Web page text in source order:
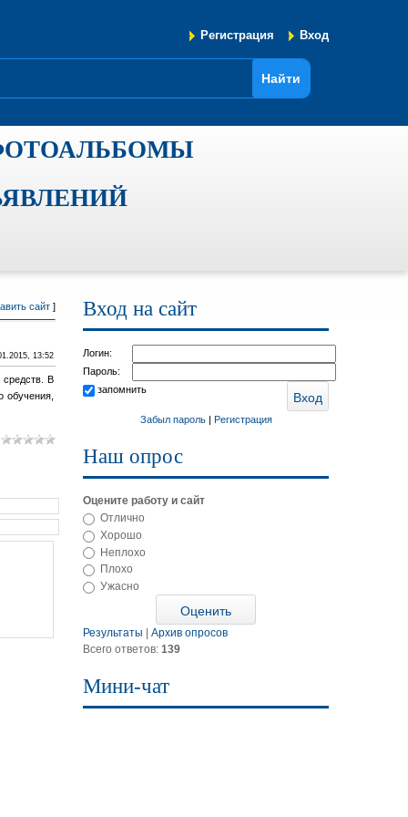
Регистрация Вход
сайт ]
13:52
средств. В
обучения,
Вход на сайт
Логин:
Пароль:
запомнить
Забыл пароль| Регистрация
Наш опрос
Оцените работу и сайт
Отлично
Хорошо
Неплохо
Плохо
Ужасно
Результаты
Архив опросов
Всего ответов: 139
Мини-чат